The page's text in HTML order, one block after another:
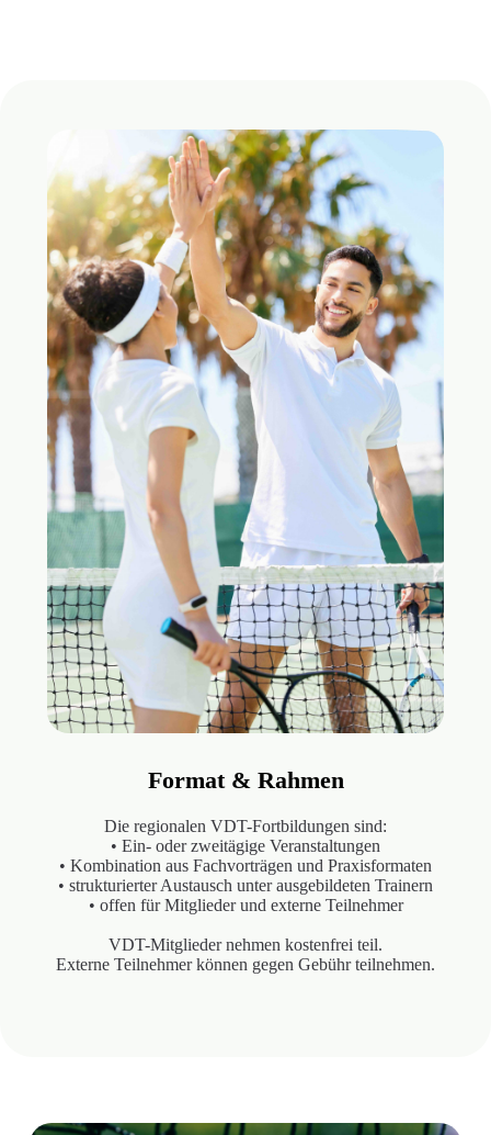
Format & Rahmen
Die regionalen VDT-Fortbildungen sind:
• Ein- oder zweitägige Veranstaltungen
• Kombination aus Fachvorträgen und Praxisformaten
• strukturierter Austausch unter ausgebildeten Trainern
• offen für Mitglieder und externe Teilnehmer
VDT-Mitglieder nehmen kostenfrei teil.
Externe Teilnehmer können gegen Gebühr teilnehmen.